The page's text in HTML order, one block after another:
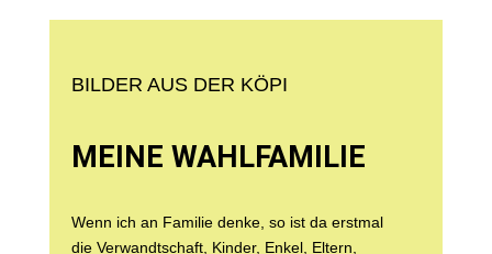
BILDER AUS DER KÖPI
MEINE WAHLFAMILIE
Wenn ich an Familie denke, so ist da erstmal
die Verwandtschaft, Kinder, Enkel, Eltern,